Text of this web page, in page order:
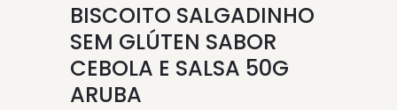
BISCOITO SALGADINHO
SEM GLÚTEN SABOR
CEBOLA E SALSA 50G
ARUBA